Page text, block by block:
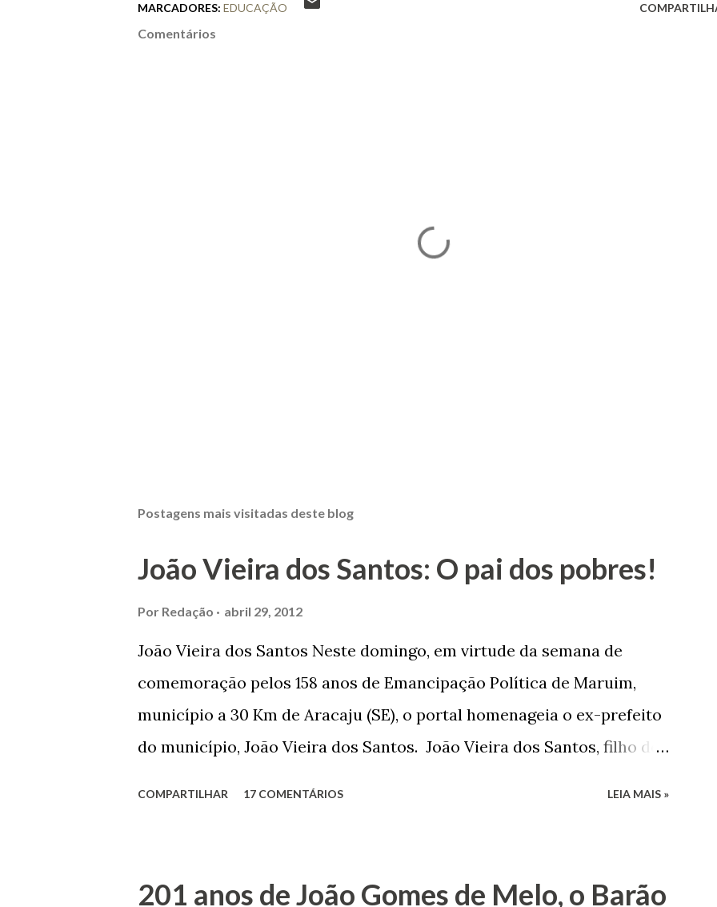
MARCADORES: EDUCAÇÃO
Comentários
Postagens mais visitadas deste blog
João Vieira dos Santos: O pai dos pobres!
Por Redação abril 29, 2012
João Vieira dos Santos Neste domingo, em virtude da semana de
comemoração pelos 158 anos de Emancipação Política de Maruim,
município a 30 Km de Aracaju (SE), o portal homenageia o ex-prefeito
do município, João Vieira dos Santos. João Vieira dos Santos, filho de
COMPARTILHAR 17 COMENTÁRIOS LEIA MAIS »
201 anos de João Gomes de Melo, o Barão